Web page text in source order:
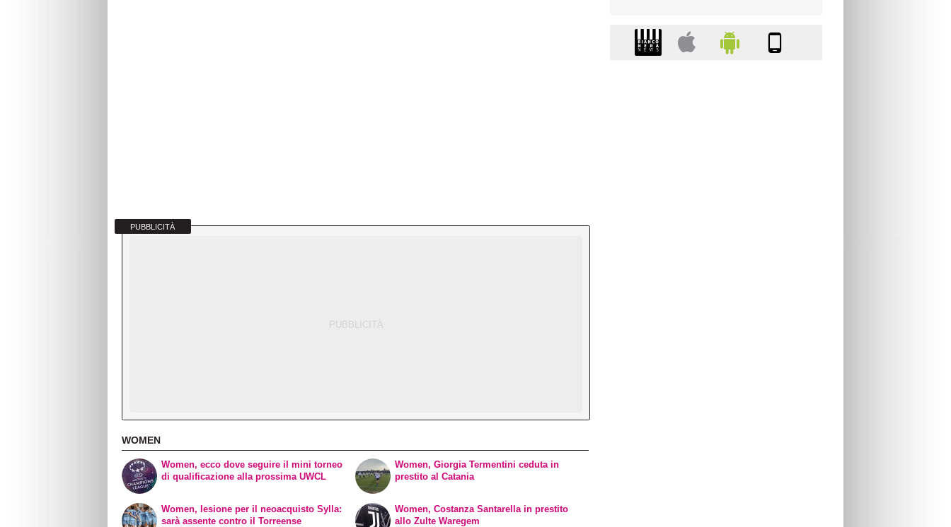
PUBBLICITÀ
WOMEN
Women, ecco dove seguire il mini torneo
di qualificazione alla prossima UWCL
Women, lesione per il neoacquisto Sylla:
sarà assente contro il Torreense
Women, Giorgia Termentini ceduta in
prestito al Catania
Women, Costanza Santarella in prestito
allo Zulte Waregem